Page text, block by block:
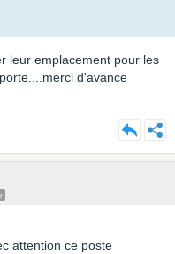
leur emplacement pour les
d'avance
attention ce poste